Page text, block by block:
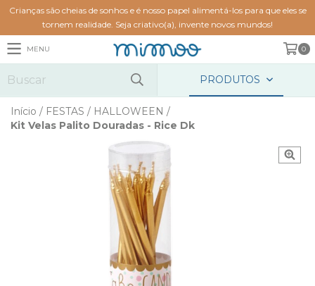
Crianças são cheias de sonhos e é nosso papel alimentá-los para que eles se
tornem realidade. Seja criativo(a), invente novos mundos!
MENU 0
PRODUTOS
Início / FESTAS / HALLOWEEN /
Kit Velas Palito Douradas - Rice Dk